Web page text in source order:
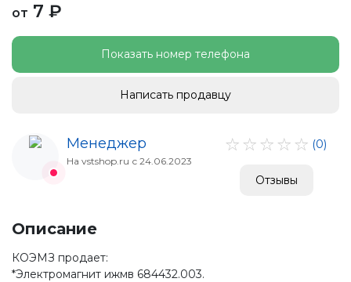
от 7 ₽
Показать номер телефона
Написать продавцу
Менеджер
На vstshop.ru с 24.06.2023
(0)
Отзывы
Описание
КОЭМЗ продает:
*Электромагнит ижмв 684432.003.